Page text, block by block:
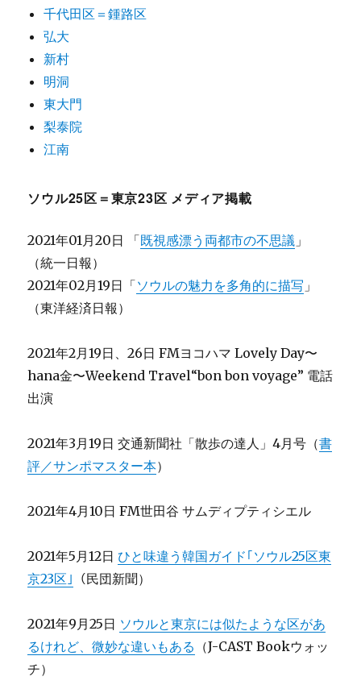
千代田区＝鍾路区
弘大
新村
明洞
東大門
梨泰院
江南
ソウル25区＝東京23区 メディア掲載
2021年01月20日 「既視感漂う両都市の不思議 」
（統一日報）
2021年02月19日「ソウルの魅力を多角的に描写 」
（東洋経済日報）
2021年2月19日、26日 FMヨコハマ Lovely Day〜
hana金〜Weekend Travel“bon bon voyage” 電話
出演
2021年3月19日 交通新聞社「散歩の達人」4月号（書
評／サンポマスター本）
2021年4月10日 FM世田谷 サムディプティシエル
2021年5月12日ひと味違う韓国ガイド｢ソウル25区東
京23区｣ （民団新聞）
2021年9月25日 ソウルと東京には似たような区があ
るけれど、微妙な違いもある （J-CAST Bookウォッ
チ）